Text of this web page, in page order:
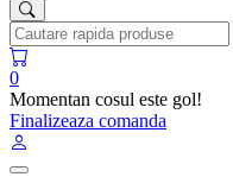
0
Momentan cosul este gol!
Finalizeaza comanda